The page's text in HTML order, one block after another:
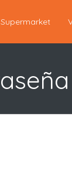
Supermarket